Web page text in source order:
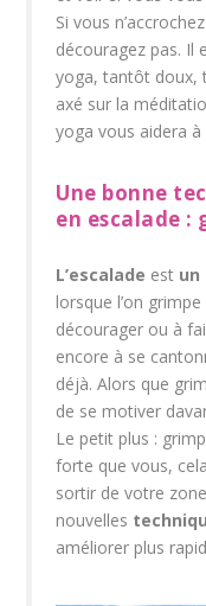
Si vous
découragez pas. Il
yoga, tantôt doux,
axé sur la
yoga vous aidera à
Une bonne
en escalade :
L’escalade est un
lorsque l’on
décourager ou à
encore à se
déjà. Alors que
de se motiver
Le petit plus :
forte que vous,
sortir de votre
nouvelles
améliorer plus